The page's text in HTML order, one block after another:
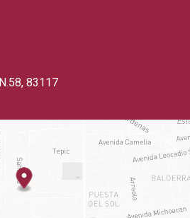
, 83117